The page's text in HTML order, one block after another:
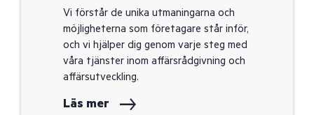
Vi förstår de unika utmaningarna och
möjligheterna som företagare står inför,
och vi hjälper dig genom varje steg med
våra tjänster inom affärsrådgivning och
affärsutveckling.
Läs mer